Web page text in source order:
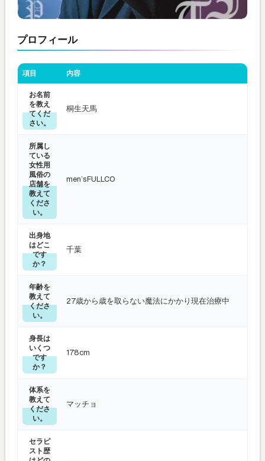
プロフィール
項目 内容
お名前
を教え
てくだ
さい。
桐生天馬
所属し
ている
女性用
風俗の
店舗を
教えて
くださ
い。
men’sFULLCO
出身地
はどこ
です
か？
千葉
年齢を
教えて
くださ
い。
27歳から歳を取らない魔法にかかり現在治療中
身長は
いくつ
です
か？
178cm
体系を
教えて
くださ
い。
マッチョ
セラピ
スト歴